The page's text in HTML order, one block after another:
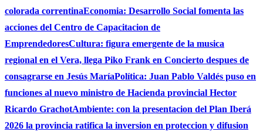
colorada correntinaEconomia: Desarrollo Social fomenta las
acciones del Centro de Capacitacion de
EmprendedoresCultura: figura emergente de la musica
regional en el Vera, llega Piko Frank en Concierto despues de
consagrarse en Jesús MaríaPolítica: Juan Pablo Valdés puso en
funciones al nuevo ministro de Hacienda provincial Hector
Ricardo GrachotAmbiente: con la presentacion del Plan Iberá
2026 la provincia ratifica la inversion en proteccion y difusion